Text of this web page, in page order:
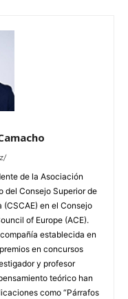
de la Asociación
del Consejo Superior de
en el Consejo
of Europe (ACE).
establecida en
en concursos
y profesor
teórico han
como “Párrafos